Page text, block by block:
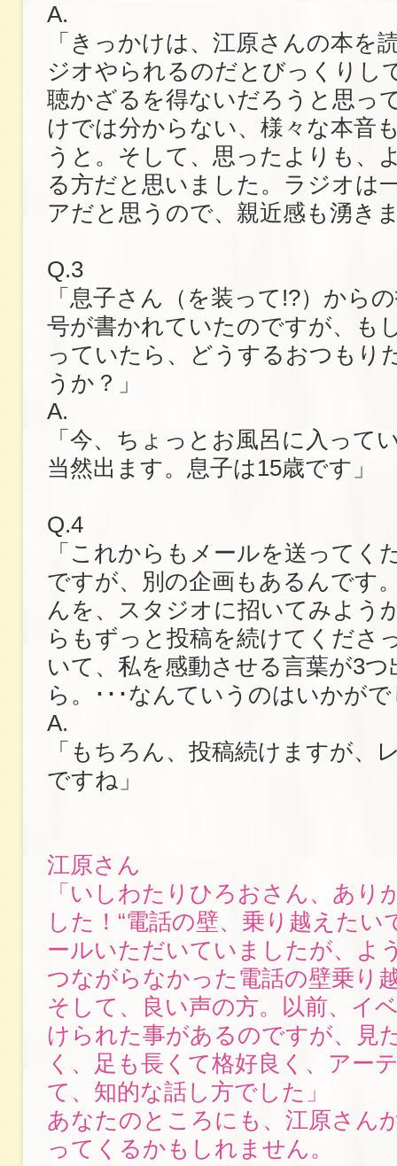
A.
「きっかけは、江原さんの本を
ジオやられるのだとびっくりし
聴かざるを得ないだろうと思っ
けでは分からない、様々な本音
うと。そして、思ったよりも、
る方だと思いました。ラジオは
アだと思うので、親近感も湧き
Q.3
「息子さん（を装って!?）から
号が書かれていたのですが、も
っていたら、どうするおつもり
うか？」
A.
「今、ちょっとお風呂に入って
当然出ます。息子は15歳です」
Q.4
「これからもメールを送ってく
ですが、別の企画もあるんです
んを、スタジオに招いてみよう
らもずっと投稿を続けてくださ
いて、私を感動させる言葉が3つ
ら。･･･なんていうのはいかが
A.
「もちろん、投稿続けますが、
ですね」
江原さん
「いしわたりひろおさん、あり
した！“電話の壁、乗り越えたい
ールいただいていましたが、よ
つながらなかった電話の壁乗り
そして、良い声の方。以前、イ
けられた事があるのですが、見
く、足も長くて格好良く、アー
て、知的な話し方でした」
あなたのところにも、江原さん
ってくるかもしれません。